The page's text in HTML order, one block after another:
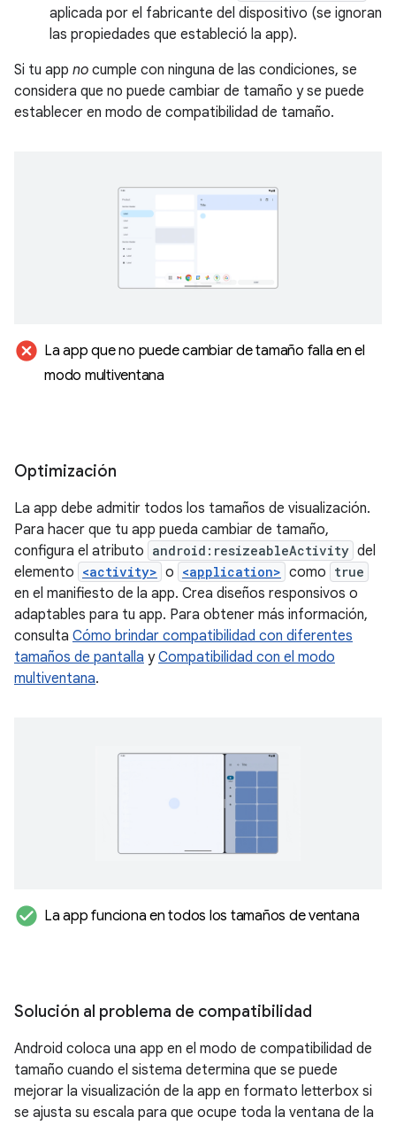
aplicada por el fabricante del dispositivo (se ignoran
las propiedades que estableció la app).
Si tu app no cumple con ninguna de las condiciones, se
considera que no puede cambiar de tamaño y se puede
establecer en modo de compatibilidad de tamaño.
cancel La app que no puede cambiar de tamaño falla en el
modo multiventana
Optimización
La app debe admitir todos los tamaños de visualización.
Para hacer que tu app pueda cambiar de tamaño,
configura el atributo android:resizeableActivity del
elemento <activity> o <application> como true
en el manifiesto de la app. Crea diseños responsivos o
adaptables para tu app. Para obtener más información,
consulta Cómo brindar compatibilidad con diferentes
tamaños de pantalla yCompatibilidad con el modo
multiventana.
check_circle La app funciona en todos los tamaños de ventana
Solución al problema de compatibilidad
Android coloca una app en el modo de compatibilidad de
tamaño cuando el sistema determina que se puede
mejorar la visualización de la app en formato letterbox si
se ajusta su escala para que ocupe toda la ventana de la